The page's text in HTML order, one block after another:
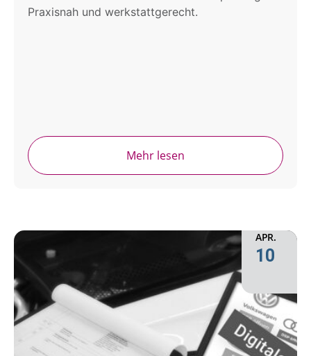
Praxisnah und werkstattgerecht.
Mehr lesen
APR.
10